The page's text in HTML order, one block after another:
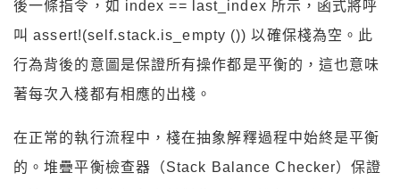
後一條指令，如 index == last_index 所示，函式將呼
叫 assert!(self.stack.is_empty ()) 以確保棧為空。此
行為背後的意圖是保證所有操作都是平衡的，這也意味
著每次入棧都有相應的出棧。
在正常的執行流程中，棧在抽象解釋過程中始終是平衡
的。堆疊平衡檢查器（Stack Balance Checker）保證